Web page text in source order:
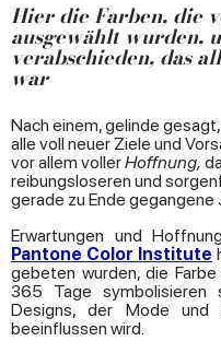
Hier die Farben, die
ausgewählt wurden,
verabschieden, das
war
Nach einem, gelinde
alle voll neuer Ziele und
vor allem vollerHoffnung,
reibungsloseren und
gerade zu Ende gegangene
Erwartungen und
Pantone Color Institute
gebeten wurden, die
365 Tage
Designs, der Mode und
beeinflussen wird.